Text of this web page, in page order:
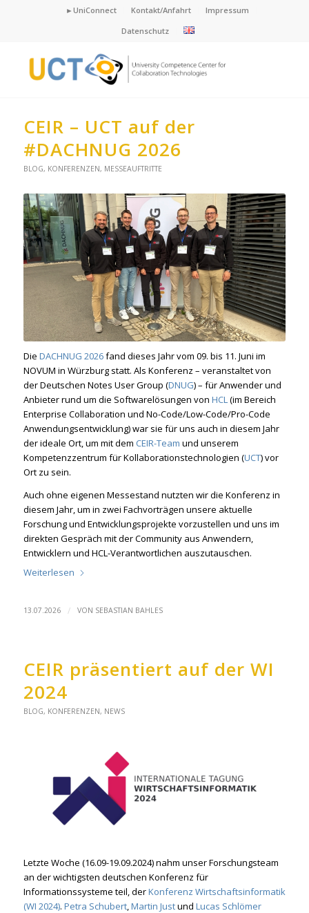
►UniConnect Kontakt/Anfahrt
Impressum
Datenschutz
CEIR – UCT auf der
#DACHNUG 2026
BLOG, KONFERENZEN, MESSEAUFTRITTE
Die DACHNUG 2026fand dieses Jahr vom 09. bis 11. Juni im
NOVUM in Würzburg statt. Als Konferenz – veranstaltet von
der Deutschen Notes User Group (DNUG) – für Anwender und
Anbieter rund um die Softwarelösungen von HCL(im Bereich
Enterprise Collaboration und No-Code/Low-Code/Pro-Code
Anwendungsentwicklung) war sie für uns auch in diesem Jahr
der ideale Ort, um mit dem CEIR-Team und unserem
Kompetenzzentrum für Kollaborationstechnologien (UCT) vor
Ort zu sein.
Auch ohne eigenen Messestand nutzten wir die Konferenz in
diesem Jahr, um in zwei Fachvorträgen unsere aktuelle
Forschung und Entwicklungsprojekte vorzustellen und uns im
direkten Gespräch mit der Community aus Anwendern,
Entwicklern und HCL-Verantwortlichen auszutauschen.
Weiterlesen
13.07.2026 / VON SEBASTIAN BAHLES
CEIR präsentiert auf der WI
2024
BLOG, KONFERENZEN, NEWS
Letzte Woche (16.09-19.09.2024) nahm unser Forschungsteam
an der wichtigsten deutschen Konferenz für
Informationssysteme teil, derKonferenz Wirtschaftsinformatik
(WI 2024). Petra Schubert,Martin Justund Lucas Schlömer